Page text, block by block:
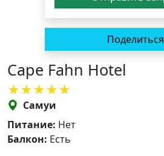
Поделиться
Cape Fahn Hotel
Самуи
Питание: Нет
Балкон: Есть